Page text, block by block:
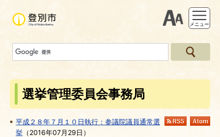
支援ツー
メニュー
選挙管理委員会事務局
RSS
平成２８年７月１０日執行：参議院議員通常選
挙 （2016年07月29日 ）